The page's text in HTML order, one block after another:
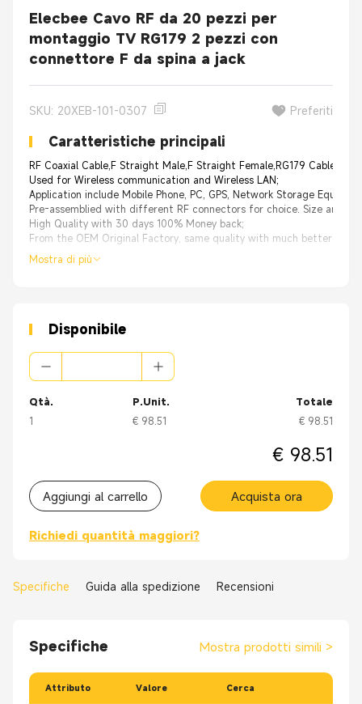
Elecbee Cavo RF da 20 pezzi per
montaggio TV RG179 2 pezzi con
connettore F da spina a jack
SKU: 20XEB-101-0307 Preferiti
Caratteristiche principali
RF Coaxial Cable,F Straight Male,F Straight Female,RG179 Cable
Used for Wireless communication and Wireless LAN;
Application include Mobile Phone, PC, GPS, Network Storage
Pre-assemblied with different RF connectors for choice. Size and
High Quality with 30 days 100% Money back;
From the OEM Original Factory, same quality with much better price.
Mostra di più
Disponibile
Qtà.
1
P.Unit.
€ 98.51
Totale
€ 98.51
€ 98.51
Aggiungi al carrello Acquista ora
Richiedi quantità maggiori?
Specifiche Guida alla spedizione Recensioni
Specifiche Mostra prodotti simili >
Attributo Valore Cerca